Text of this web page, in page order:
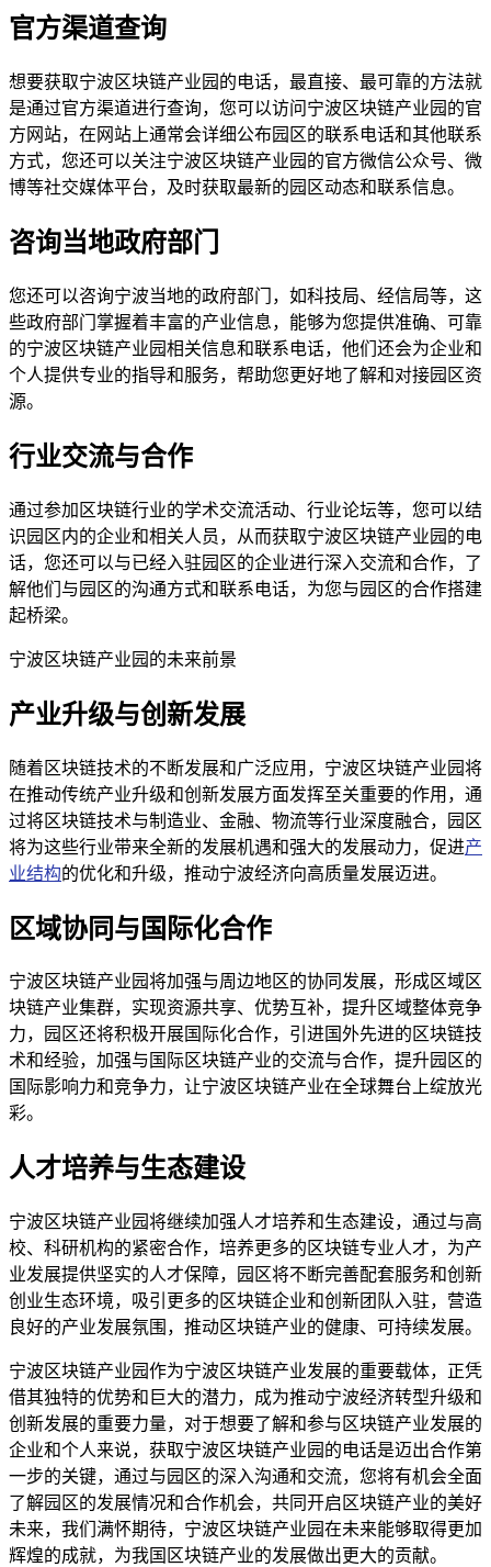
官方渠道查询
想要获取宁波区块链产业园的电话，最直接、最可靠的方法就
是通过官方渠道进行查询，您可以访问宁波区块链产业园的官
方网站，在网站上通常会详细公布园区的联系电话和其他联系
方式，您还可以关注宁波区块链产业园的官方微信公众号、微
博等社交媒体平台，及时获取最新的园区动态和联系信息。
咨询当地政府部门
您还可以咨询宁波当地的政府部门，如科技局、经信局等，这
些政府部门掌握着丰富的产业信息，能够为您提供准确、可靠
的宁波区块链产业园相关信息和联系电话，他们还会为企业和
个人提供专业的指导和服务，帮助您更好地了解和对接园区资
源。
行业交流与合作
通过参加区块链行业的学术交流活动、行业论坛等，您可以结
识园区内的企业和相关人员，从而获取宁波区块链产业园的电
话，您还可以与已经入驻园区的企业进行深入交流和合作，了
解他们与园区的沟通方式和联系电话，为您与园区的合作搭建
起桥梁。
宁波区块链产业园的未来前景
产业升级与创新发展
随着区块链技术的不断发展和广泛应用，宁波区块链产业园将
在推动传统产业升级和创新发展方面发挥至关重要的作用，通
过将区块链技术与制造业、金融、物流等行业深度融合，园区
将为这些行业带来全新的发展机遇和强大的发展动力，促进产
业结构的优化和升级，推动宁波经济向高质量发展迈进。
区域协同与国际化合作
宁波区块链产业园将加强与周边地区的协同发展，形成区域区
块链产业集群，实现资源共享、优势互补，提升区域整体竞争
力，园区还将积极开展国际化合作，引进国外先进的区块链技
术和经验，加强与国际区块链产业的交流与合作，提升园区的
国际影响力和竞争力，让宁波区块链产业在全球舞台上绽放光
彩。
人才培养与生态建设
宁波区块链产业园将继续加强人才培养和生态建设，通过与高
校、科研机构的紧密合作，培养更多的区块链专业人才，为产
业发展提供坚实的人才保障，园区将不断完善配套服务和创新
创业生态环境，吸引更多的区块链企业和创新团队入驻，营造
良好的产业发展氛围，推动区块链产业的健康、可持续发展。
宁波区块链产业园作为宁波区块链产业发展的重要载体，正凭
借其独特的优势和巨大的潜力，成为推动宁波经济转型升级和
创新发展的重要力量，对于想要了解和参与区块链产业发展的
企业和个人来说，获取宁波区块链产业园的电话是迈出合作第
一步的关键，通过与园区的深入沟通和交流，您将有机会全面
了解园区的发展情况和合作机会，共同开启区块链产业的美好
未来，我们满怀期待，宁波区块链产业园在未来能够取得更加
辉煌的成就，为我国区块链产业的发展做出更大的贡献。